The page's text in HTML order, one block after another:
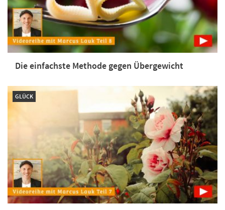
Die einfachste Methode gegen Übergewicht
GLÜCK